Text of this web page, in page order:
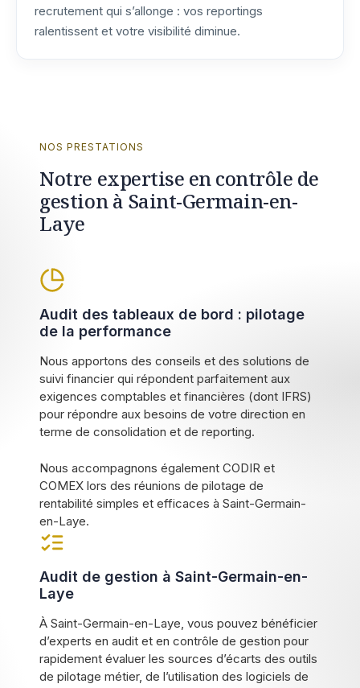
recrutement qui s’allonge : vos reportings
ralentissent et votre visibilité diminue.
NOS PRESTATIONS
Notre expertise en contrôle de
gestion à Saint-Germain-en-
Laye
Audit des tableaux de bord : pilotage
de la performance
Nous apportons des conseils et des solutions de
suivi financier qui répondent parfaitement aux
exigences comptables et financières (dont IFRS)
pour répondre aux besoins de votre direction en
terme de consolidation et de reporting.
Nous accompagnons également CODIR et
COMEX lors des réunions de pilotage de
rentabilité simples et efficaces à Saint-Germain-
en-Laye.
Audit de gestion à Saint-Germain-en-
Laye
À Saint-Germain-en-Laye, vous pouvez bénéficier
d’experts en audit et en contrôle de gestion pour
rapidement évaluer les sources d’écarts des outils
de pilotage métier, de l’utilisation des logiciels de